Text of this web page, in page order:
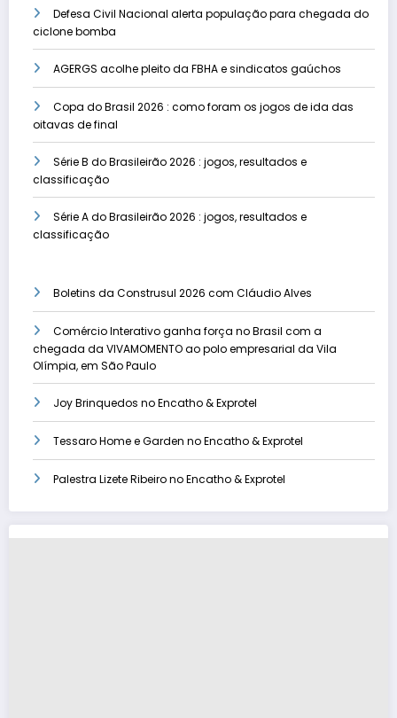
Defesa Civil Nacional alerta população para chegada do
ciclone bomba
AGERGS acolhe pleito da FBHA e sindicatos gaúchos
Copa do Brasil 2026 : como foram os jogos de ida das
oitavas de final
Série B do Brasileirão 2026 : jogos, resultados e
classificação
Série A do Brasileirão 2026 : jogos, resultados e
classificação
Boletins da Construsul 2026 com Cláudio Alves
Comércio Interativo ganha força no Brasil com a
chegada da VIVAMOMENTO ao polo empresarial da Vila
Olímpia, em São Paulo
Joy Brinquedos no Encatho & Exprotel
Tessaro Home e Garden no Encatho & Exprotel
Palestra Lizete Ribeiro no Encatho & Exprotel